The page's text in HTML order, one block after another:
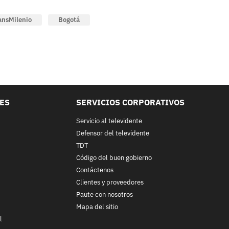
Bogotá
SERVICIOS CORPORATIVOS
Servicio al televidente
Defensor del televidente
TDT
Código del buen gobierno
Contáctenos
Clientes y proveedores
Paute con nosotros
Mapa del sitio